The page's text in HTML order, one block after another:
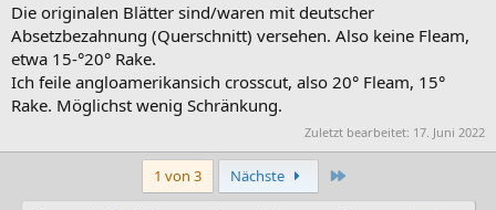
Die originalen Blätter sind/waren mit deutscher
Absetzbezahnung (Querschnitt) versehen. Also keine Fleam,
etwa 15-°20° Rake.
Ich feile angloamerikansich crosscut, also 20° Fleam, 15°
Rake. Möglichst wenig Schränkung.
Zuletzt bearbeitet: 17. Juni 2022
1 von 3 Nächste